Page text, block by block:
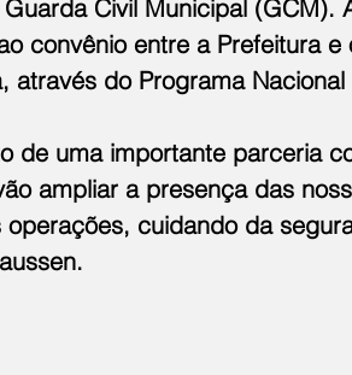
Civil Municipal (GCM).
convênio entre a Prefeitura
através do Programa
de uma importante parceria
ampliar a presença das
operações, cuidando da